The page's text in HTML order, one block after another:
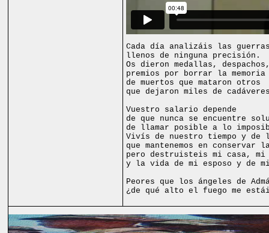
Cada día analizáis las
llenos de ninguna precisión.
Os dieron medallas,
premios por borrar la memoria
de muertos que mataron otros
que dejaron miles de
Vuestro salario depende
de que nunca se encuentre
de llamar posible a lo
Vivís de nuestro tiempo y de
que mantenemos en conservar
pero destruisteis mi casa,
y la vida de mi esposo y de
Peores que los ángeles de
¿de qué alto el fuego me